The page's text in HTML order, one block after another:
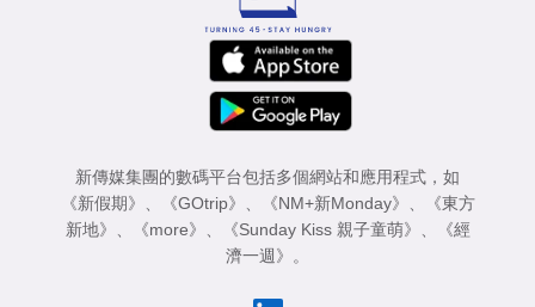
新傳媒集團的數碼平台包括多個網站和應用程式，如
《新假期》
《GOtrip》 《NM+新Monday》
《東方
新地》
《more》 《Sunday Kiss 親子童萌》
《經
濟一週》
。